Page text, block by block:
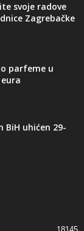
svoje radove
Zagrebačke
parfeme u
BiH uhićen 29-